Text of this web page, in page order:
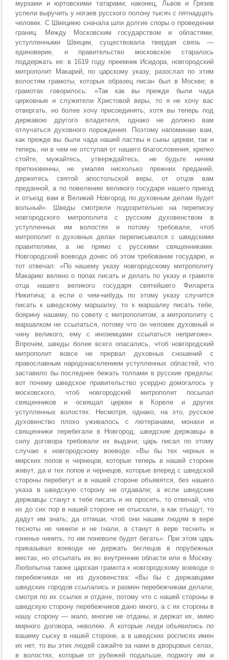
мурзами и юртовскими татарами; наконец, Львов и Грязев
успели выручить у ногаев русского полону тысяч с пятнадцать
человек. С Швециею сначала шли долгие споры о проведении
границ. Между Московским государством и областями,
уступленными Швеции, существовала твердая связь —
единоверие, и правительство московское старалось
поддержать ее: в 1619 году преемник Исидора, новгородский
митрополит Макарий, по царскому указу, разослал по этим
волостям грамоты, которых образец писан был в Москве; в
грамотах говорилось: «Так как вы прежде были чада
церковные и служители Христовой веры, то я не хочу вас
отвергать, но более хочу присоединять; хотя вы теперь под
державою другого владетеля, однако не должно вам
отлучаться духовного порождения. Поэтому напоминаю вам,
как прежде вы были чада нашей паствы и сыны церкви, так и
теперь, ни в чем не отступая от нашего благословения, крепко
стойте, мужайтесь, утверждайтесь, не будьте ничем
преткновенны, не умаляя нисколько прежних преданий,
держитесь святой апостольской веры, от отцов вам
преданной, а по повелению великого государя нашего приезд
и отъезд вам в Великий Новгород по духовным делам будет
вольный». Шведы смотрели подозрительно на переписку
новгородского митрополита с русским духовенством в
уступленных им волостях и потому требовали, чтоб
митрополит о духовных делах переписывался с шведскими
правителями, а не прямо с русскими священниками.
Новгородский воевода донес об этом требовании государю, и
тот отвечал: «По нашему указу новгородскому митрополиту
Макарию велено о попах писать и делать по указу и грамоте
отца нашего великого государя святейшего Филарета
Никитича; а если о чем-нибудь по этому указу случится
писать к шведскому маршалку, то к маршалку писать тебе,
боярину нашему, по совету с митрополитом; а митрополиту с
маршалком не ссылаться, потому что он человек духовный и
чину великого, ему с иноземцами ссылаться непригоже».
Впрочем, шведы более всего опасались, чтоб новгородский
митрополит вовсе не прервал духовных сношений с
православным народонаселением уступленных областей, что
заставило бы последнее бежать толпами в русские пределы:
вот почему шведское правительство усердно домогалось у
московского, чтоб новгородский митрополит посылал
священников и освящал церкви в Кореле и других
уступленных волостях. Несмотря, однако, на это, русское
духовенство плохо уживалось с лютеранами, монахи и
священники перебегали в Новгород; шведские державцы в
силу договора требовали их выдачи; царь писал по этому
случаю к новгородскому воеводе: «Вы бы тех черных и
мирских попов и чернецов, которые теперь в нашей стороне
живут, да и тех попов и чернецов, которые вперед с шведской
стороны перебегут и в нашей стороне объявятся, без нашего
указа в шведскую сторону не отдавали; а если шведские
державцы станут к тебе писать и их просить, то отвечай, что
их до сих пор в нашей стороне не отыскали, а как отыщут, то
дадут им знать; да отпиши, чтоб они нашим людям в вере
тесноты не чинили и не гнали, а станут в вере теснить и
гоненье чинить, то им поневоле будет бегать». При этом царь
приказывал воеводе не держать беглецов в порубежных
местах, но отсылать их во внутренние области или в Москву.
Любопытна также царская грамота к новгородскому воеводе о
перебежчиках не из духовенства: «Вы бы с державцами
шведских городов ссылались и размен перебежчикам делали,
смотря по их ссылке и отдаче, потому что с нашей стороны в
шведскую сторону перебежчиков дано много, а с их стороны в
нашу сторону — мало, многие не отданы, и держат их, мимо
мирного договора, неволею. А которые люди объявились по
вашему сыску в нашей стороне, а в шведских росписях имен
их нет, то вы этих людей сажайте за нами в дворцовых селах,
в волостях, которые от рубежей подальше, подмогу им и